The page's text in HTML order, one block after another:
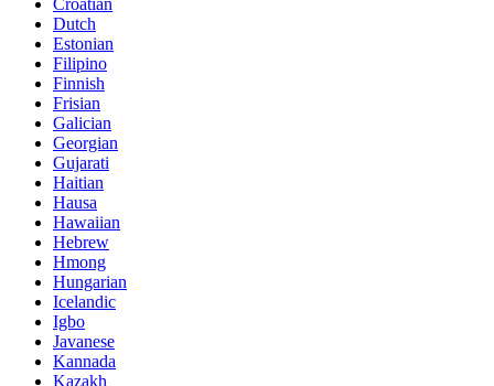
Dutch
Estonian
Filipino
Finnish
Frisian
Galician
Georgian
Gujarati
Haitian
Hausa
Hawaiian
Hebrew
Hmong
Hungarian
Icelandic
Igbo
Javanese
Kannada
Kazakh